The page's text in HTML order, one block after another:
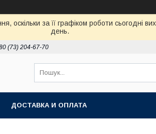
оскільки за її графіком роботи сьогодні
день.
(73) 204-67-70
ДОСТАВКА И ОПЛАТА